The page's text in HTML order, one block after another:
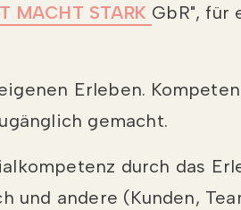
MACHT STARK GbR", für
Erleben.
gemacht.
durch das
und andere (Kunden,